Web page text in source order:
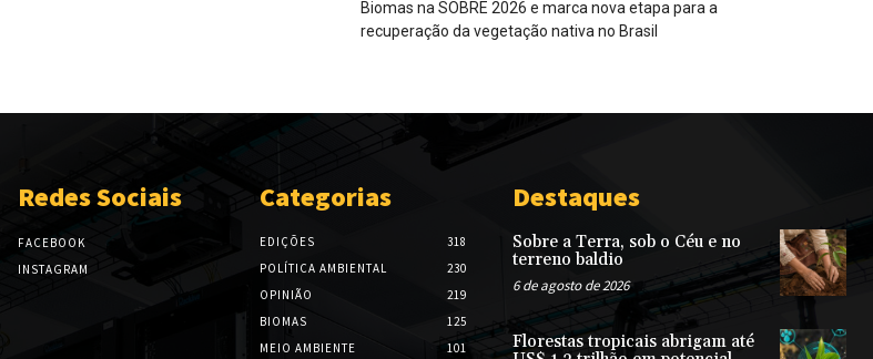
Biomas na SOBRE 2026 e marca nova etapa para a
recuperação da vegetação nativa no Brasil
Redes Sociais
FACEBOOK
INSTAGRAM
Categorias
EDIÇÕES
318
POLÍTICA AMBIENTAL
230
OPINIÃO
219
BIOMAS
125
MEIO AMBIENTE
101
Destaques
Sobre a Terra, sob o Céu e no
terreno baldio
6 de agosto de 2026
Florestas tropicais abrigam até